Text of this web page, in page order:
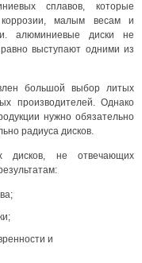
сплавов, которые
коррозии, малым весам и
алюминиевые диски не
выступают одними из
большой выбор литых
производителей. Однако
нужно обязательно
радиуса дисков.
дисков, не отвечающих
и